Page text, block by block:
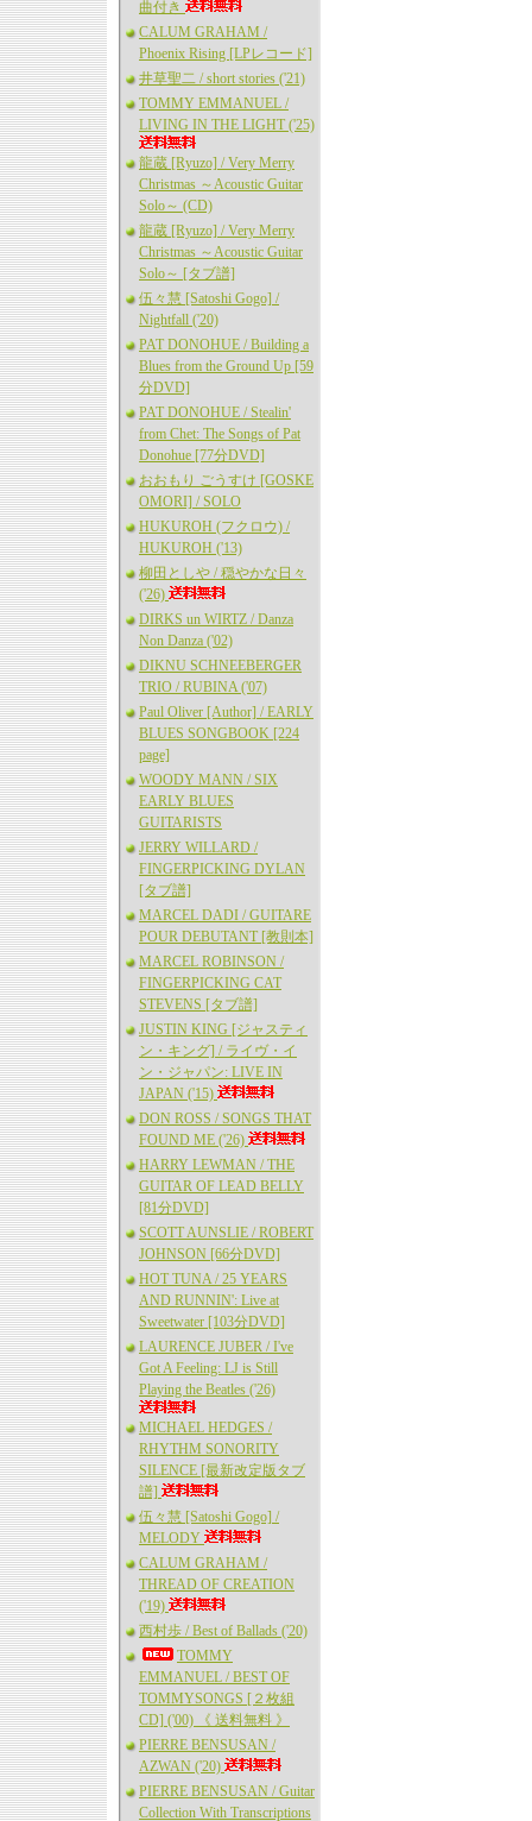
曲付き
CALUM GRAHAM /
Phoenix Rising [LPレコード]
井草聖二 / short stories ('21)
TOMMY EMMANUEL /
LIVING IN THE LIGHT ('25)
龍蔵 [Ryuzo] / Very Merry
Christmas ～Acoustic Guitar
Solo～ (CD)
龍蔵 [Ryuzo] / Very Merry
Christmas ～Acoustic Guitar
Solo～ [タブ譜]
伍々慧 [Satoshi Gogo] /
Nightfall ('20)
PAT DONOHUE / Building a
Blues from the Ground Up [59
分DVD]
PAT DONOHUE / Stealin'
from Chet: The Songs of Pat
Donohue [77分DVD]
おおもり ごうすけ [GOSKE
OMORI] / SOLO
HUKUROH (フクロウ) /
HUKUROH ('13)
柳田としや / 穏やかな日々
('26)
DIRKS un WIRTZ / Danza
Non Danza ('02)
DIKNU SCHNEEBERGER
TRIO / RUBINA ('07)
Paul Oliver [Author] / EARLY
BLUES SONGBOOK [224
page]
WOODY MANN / SIX
EARLY BLUES
GUITARISTS
JERRY WILLARD /
FINGERPICKING DYLAN
[タブ譜]
MARCEL DADI / GUITARE
POUR DEBUTANT [教則本]
MARCEL ROBINSON /
FINGERPICKING CAT
STEVENS [タブ譜]
JUSTIN KING [ジャスティ
ン・キング] / ライヴ・イ
ン・ジャパン: LIVE IN
JAPAN ('15)
DON ROSS / SONGS THAT
FOUND ME ('26)
HARRY LEWMAN / THE
GUITAR OF LEAD BELLY
[81分DVD]
SCOTT AUNSLIE / ROBERT
JOHNSON [66分DVD]
HOT TUNA / 25 YEARS
AND RUNNIN': Live at
Sweetwater [103分DVD]
LAURENCE JUBER / I've
Got A Feeling: LJ is Still
Playing the Beatles ('26)
MICHAEL HEDGES /
RHYTHM SONORITY
SILENCE [最新改定版タブ
譜]
伍々慧 [Satoshi Gogo] /
MELODY
CALUM GRAHAM /
THREAD OF CREATION
('19)
西村歩 / Best of Ballads ('20)
TOMMY
EMMANUEL / BEST OF
TOMMYSONGS [２枚組
CD] ('00) 《 送料無料 》
PIERRE BENSUSAN /
AZWAN ('20)
PIERRE BENSUSAN / Guitar
Collection With Transcriptions